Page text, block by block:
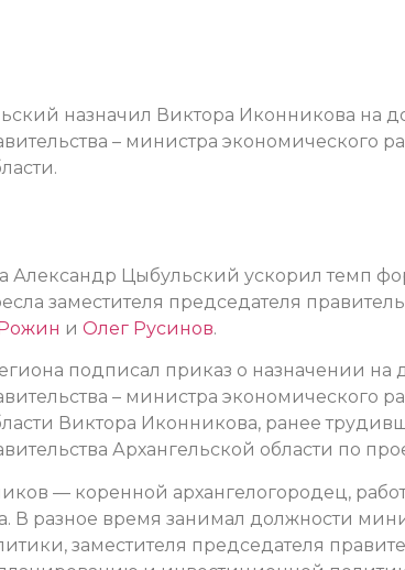
назначил Виктора Иконникова на
– министра экономического
Александр Цыбульский ускорил темп
заместителя председателя
и Олег Русинов.
подписал приказ о назначении на
– министра экономического
Виктора Иконникова, ранее
Архангельской области по
— коренной архангелогородец,
В разное время занимал должности
заместителя председателя